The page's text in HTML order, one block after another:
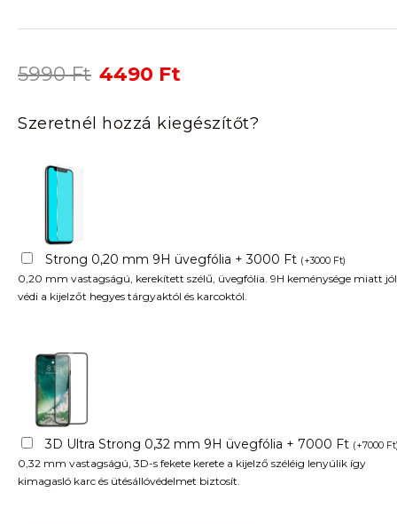
5990Ft Original
was:
5990 Ft.
4490 Ft
is:
4490 Ft.
Szeretnél hozzá kiegészítőt?
Strong 0,20 mm 9H üvegfólia + 3000 Ft (+3000 Ft)
0,20 mm vastagságú, kerekített szélű, üvegfólia. 9H keménysége miatt jól
védi a kijelzőt hegyes tárgyaktól és karcoktól.
3D Ultra Strong 0,32 mm 9H üvegfólia + 7000 Ft (+7000 Ft
0,32 mm vastagságú, 3D-s fekete kerete a kijelző széléig lenyúlik így
kimagasló karc és ütésállóvédelmet biztosít.